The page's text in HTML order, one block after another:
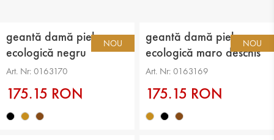
NOU
geantă damă piele
ecologică negru
Art. Nr: 0163170
175.15 RON
NOU
geantă damă piele
ecologică maro deschis
Art. Nr: 0163169
175.15 RON